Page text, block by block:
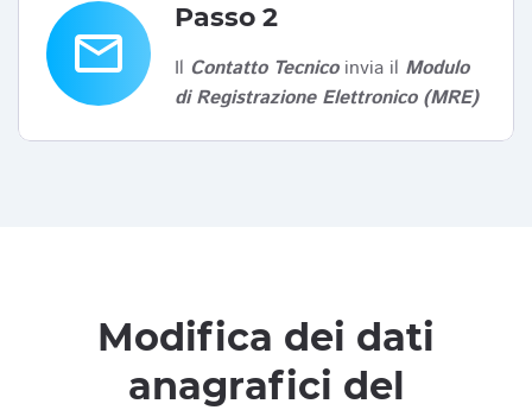
email
Passo 2
Il Contatto Tecnicoinvia il Modulo
di Registrazione Elettronico (MRE)
Modifica dei dati
anagrafici del